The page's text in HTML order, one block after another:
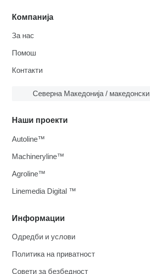
Компанија
За нас
Помош
Контакти
Северна Македонија / македонски
Информации
Одредби и услови
Политика на приватност
Совети за безбедност
Наши проекти
Autoline™
Machineryline™
Agroline™
Linemedia Digital ™